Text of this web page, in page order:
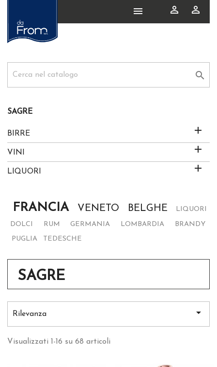
  

SAGRE
BIRRE 
VINI 
LIQUORI 
FRANCIA VENETO BELGHE LIQUORI
DOLCI RUM GERMANIA LOMBARDIA
BRANDY
PUGLIA
TEDESCHE
SAGRE
Rilevanza 
Visualizzati 1-16 su 68 articoli